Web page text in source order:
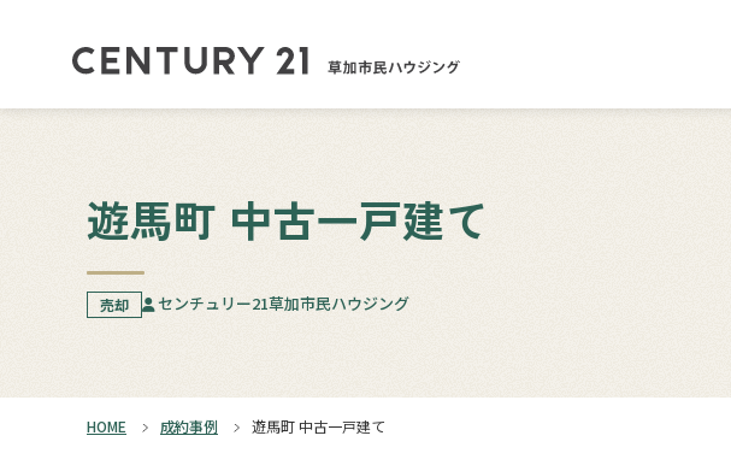
遊馬町 中古一戸建て
売却 センチュリー21草加市民ハウジング
HOME 成約事例 遊馬町 中古一戸建て